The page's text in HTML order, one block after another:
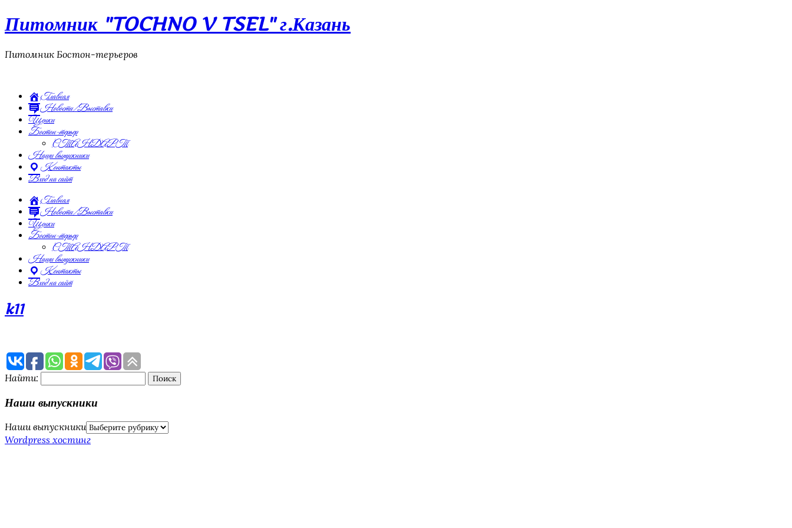
Питомник "TOCHNO V TSEL" г.Казань
Питомник Бостон-терьеров
Главная
Новости/Выставки
Щенки
Бостон-терьер
СТАНДАРТ
Наши выпускники
Контакты
Вход на сайт
Главная
Новости/Выставки
Щенки
Бостон-терьер
СТАНДАРТ
Наши выпускники
Контакты
Вход на сайт
k11
Найти:
Наши выпускники
Наши выпускники
Wordpress хостинг